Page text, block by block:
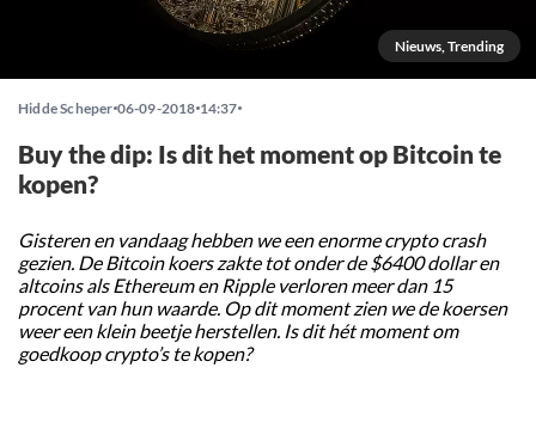
Nieuws, Trending
Hidde Scheper 06-09-2018 14:37
Buy the dip: Is dit het moment op Bitcoin te
kopen?
Gisteren en vandaag hebben we een enorme crypto crash
gezien. De Bitcoin koers zakte tot onder de $6400 dollar en
altcoins als Ethereum en Ripple verloren meer dan 15
procent van hun waarde. Op dit moment zien we de koersen
weer een klein beetje herstellen. Is dit hét moment om
goedkoop crypto’s te kopen?